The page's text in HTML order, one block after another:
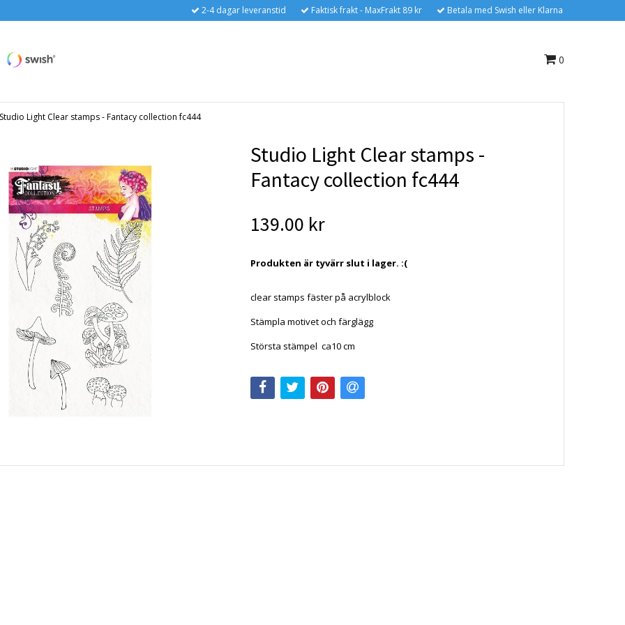
2-4 dagar leveranstid Faktisk frakt - MaxFrakt 89 kr Betala med Swish eller Klarna
0
Studio Light Clear stamps - Fantacy collection fc444
Studio Light Clear stamps -
Fantacy collection fc444
139.00 kr
Produkten är tyvärr slut i lager. :(
clear stamps fäster på acrylblock
Stämpla motivet och färglägg
Största stämpel ca10 cm